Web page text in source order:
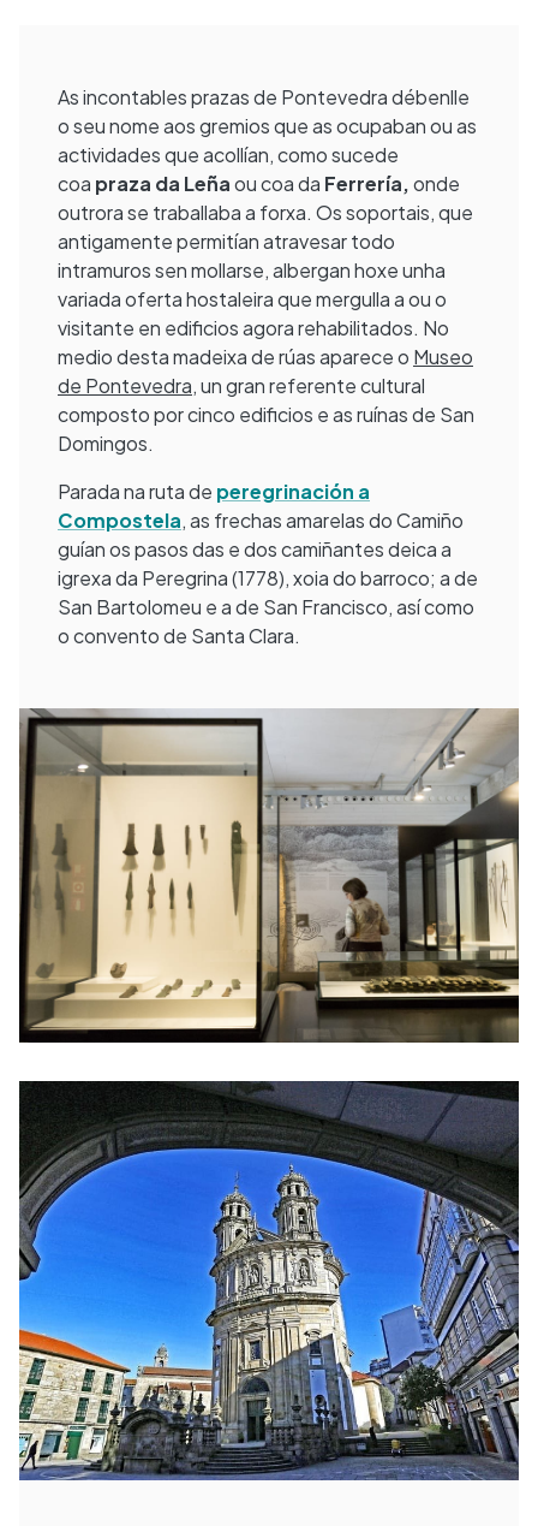
As incontables prazas de Pontevedra débenlle
o seu nome aos gremios que as ocupaban ou as
actividades que acollían, como sucede
coa praza da Leñaou coa da Ferrería,onde
outrora se traballaba a forxa. Os soportais, que
antigamente permitían atravesar todo
intramuros sen mollarse, albergan hoxe unha
variada oferta hostaleira que mergulla a ou o
visitante en edificios agora rehabilitados. No
medio desta madeixa de rúas aparece o Museo
de Pontevedra, un gran referente cultural
composto por cinco edificios e as ruínas de San
Domingos.
Parada na ruta de peregrinación a
Compostela, as frechas amarelas do Camiño
guían os pasos das e dos camiñantes deica a
igrexa da Peregrina (1778), xoia do barroco; a de
San Bartolomeu e a de San Francisco, así como
o convento de Santa Clara.